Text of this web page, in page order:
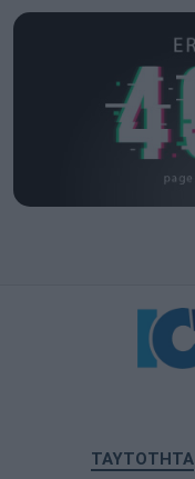
ΤΑΥΤΟΤΗΤΑ